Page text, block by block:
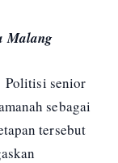
Malang
Politisi senior
sebagai
tersebut